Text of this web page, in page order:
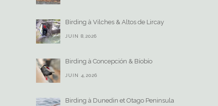
Birding à Vilches & Altos de Lircay
JUIN 8,2026
Birding à Concepción & Bíobío
JUIN 4,2026
Birding à Dunedin et Otago Peninsula